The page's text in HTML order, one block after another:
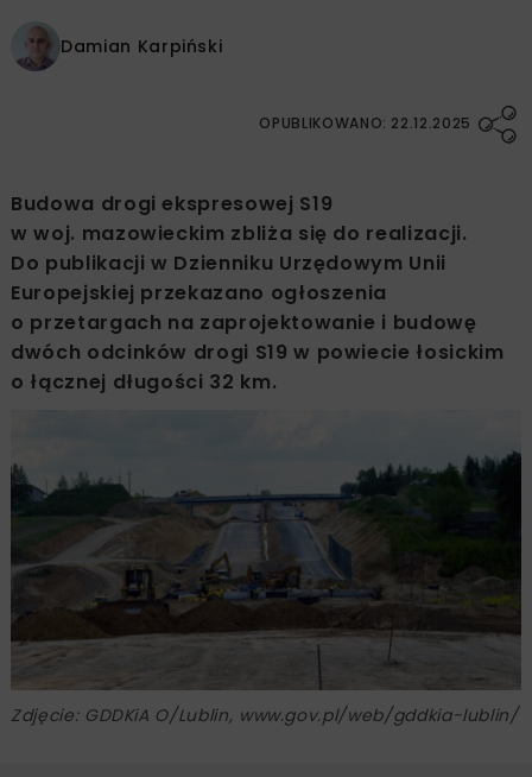
Damian Karpiński
OPUBLIKOWANO: 22.12.2025
Budowa drogi ekspresowej S19
w woj. mazowieckim zbliża się do realizacji.
Do publikacji w Dzienniku Urzędowym Unii
Europejskiej przekazano ogłoszenia
o przetargach na zaprojektowanie i budowę
dwóch odcinków drogi S19 w powiecie łosickim
o łącznej długości 32 km.
Zdjęcie: GDDKiA O/Lublin, www.gov.pl/web/gddkia-lublin/